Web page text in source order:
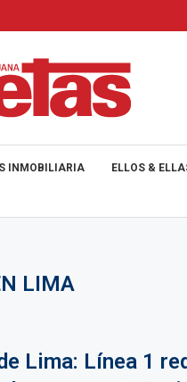
INMOBILIARIA ELLOS &
LIMA
Lima: Línea 1